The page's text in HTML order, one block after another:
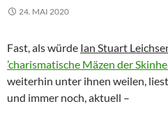
24. MAI 2020
Fast, als würde Ian Stuart
’charismatische Mäzen der
weiterhin unter ihnen weilen,
und immer noch, aktuell –